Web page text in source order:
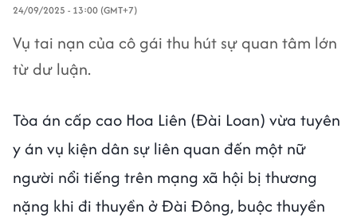
24/09/2025 - 13:00 (GMT+7)
Vụ tai nạn của cô gái thu hút sự quan tâm lớn
từ dư luận.
Tòa án cấp cao Hoa Liên (Đài Loan) vừa tuyên
y án vụ kiện dân sự liên quan đến một nữ
người nổi tiếng trên mạng xã hội bị thương
nặng khi đi thuyền ở Đài Đông, buộc thuyền